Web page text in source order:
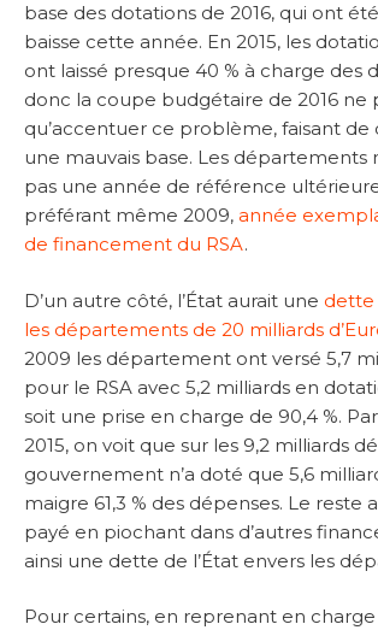
base des dotations de 2016, qui ont
baisse cette année. En 2015, les
ont laissé presque 40 % à charge des
donc la coupe budgétaire de 2016 ne
qu’accentuer ce problème, faisant
une mauvais base. Les départements
pas une année de référence
préférant même 2009, année
de financement du RSA.
D’un autre côté, l’État aurait une dette
les départements de 20 milliards
2009 les département ont versé 5,7
pour le RSA avec 5,2 milliards en
soit une prise en charge de 90,4 %.
2015, on voit que sur les 9,2 milliards
gouvernement n’a doté que 5,6
maigre 61,3 % des dépenses. Le reste
payé en piochant dans d’autres
ainsi une dette de l’État envers les
Pour certains, en reprenant en charge